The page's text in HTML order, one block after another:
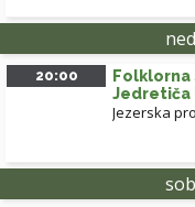
20:00
Folklorna
Jedretiča
Jezerska